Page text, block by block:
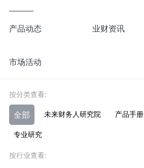
产品动态 业财资讯
市场活动
按分类查看:
全部 未来财务人研究院 产品手册
专业研究
按行业查看: